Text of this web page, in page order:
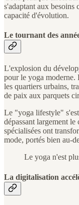
s'adaptant aux besoins
capacité d'évolution.
Le tournant des
L'explosion du
pour le yoga moderne.
les quartiers urbains,
de paix aux parquets
Le "yoga lifestyle"
dépassant largement
spécialisées ont
mode, portés bien au-
Le yoga n'est
La digitalisation